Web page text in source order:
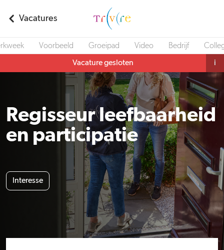
Vacatures
Voorbeeld Groeipad Video Bedrijf
Vacature gesloten i
Regisseur leefbaarheid
en participatie
Interesse